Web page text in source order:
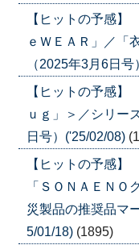
【ヒットの予感
ｅＷＥＡＲ」／「
（2025年3月6日
【ヒットの予感
ｕｇ」＞／シリー
日号）('25/02/08)
【ヒットの予感
「ＳＯＮＡＥＮ
災製品の推奨品マ
5/01/18) (1895)